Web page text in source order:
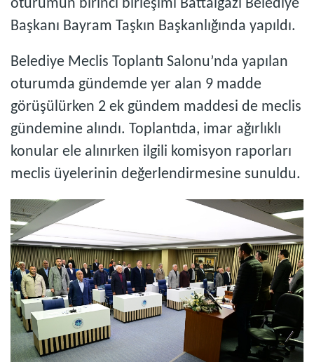
oturumun birinci birleşimi Battalgazi Belediye
Başkanı Bayram Taşkın Başkanlığında yapıldı.
Belediye Meclis Toplantı Salonu’nda yapılan
oturumda gündemde yer alan 9 madde
görüşülürken 2 ek gündem maddesi de meclis
gündemine alındı. Toplantıda, imar ağırlıklı
konular ele alınırken ilgili komisyon raporları
meclis üyelerinin değerlendirmesine sunuldu.